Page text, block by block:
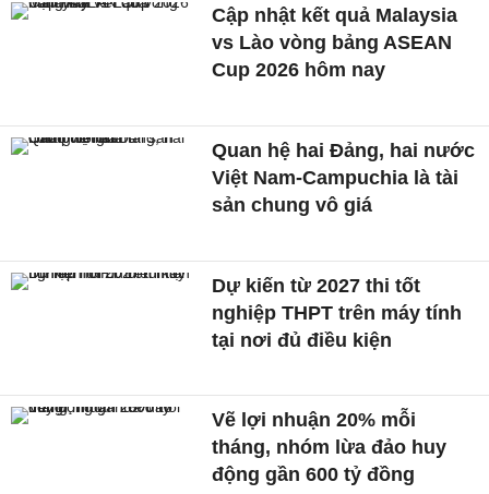
Cập nhật kết quả Malaysia
vs Lào vòng bảng ASEAN
Cup 2026 hôm nay
Quan hệ hai Đảng, hai nước
Việt Nam-Campuchia là tài
sản chung vô giá ​
Dự kiến từ 2027 thi tốt
nghiệp THPT trên máy tính
tại nơi đủ điều kiện
Vẽ lợi nhuận 20% mỗi
tháng, nhóm lừa đảo huy
động gần 600 tỷ đồng